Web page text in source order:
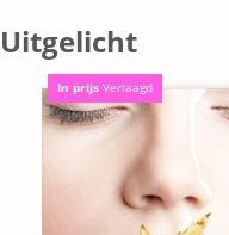
Uitgelicht
In prijs Verlaagd